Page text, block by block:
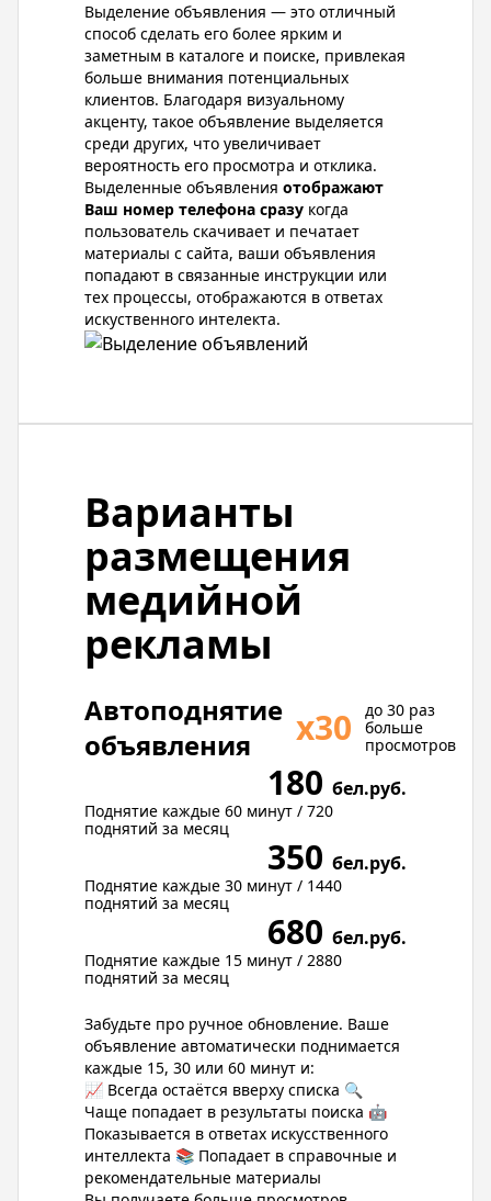
Выделение объявления — это отличный
способ сделать его более ярким и
заметным в каталоге и поиске, привлекая
больше внимания потенциальных
клиентов. Благодаря визуальному
акценту, такое объявление выделяется
среди других, что увеличивает
вероятность его просмотра и отклика.
Выделенные объявления отображают
Ваш номер телефона сразу когда
пользователь скачивает и печатает
материалы с сайта, ваши объявления
попадают в связанные инструкции или
тех процессы, отображаются в ответах
искуственного интелекта.
Варианты
размещения
медийной
рекламы
Автоподнятие
объявления
х30
до 30 раз
больше
просмотров
180 бел.руб.
Поднятие каждые 60 минут / 720
поднятий за месяц
350 бел.руб.
Поднятие каждые 30 минут / 1440
поднятий за месяц
680 бел.руб.
Поднятие каждые 15 минут / 2880
поднятий за месяц
Забудьте про ручное обновление. Ваше
объявление автоматически поднимается
каждые 15, 30 или 60 минут и:
📈 Всегда остаётся вверху списка 🔍
Чаще попадает в результаты поиска 🤖
Показывается в ответах искусственного
интеллекта 📚 Попадает в справочные и
рекомендательные материалы